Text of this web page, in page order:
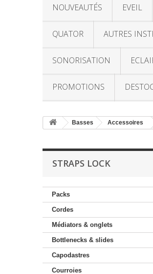
NOUVEAUTÉS EVEIL
QUATOR AUTRES
SONORISATION
PROMOTIONS
Basses Accessoires
STRAPS LOCK
Packs
Cordes
Médiators & onglets
Bottlenecks & slides
Capodastres
Courroies